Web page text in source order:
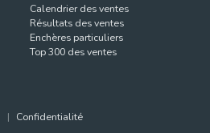
Calendrier des ventes
Résultats des ventes
Enchères particuliers
Top 300 des ventes
Confidentialité